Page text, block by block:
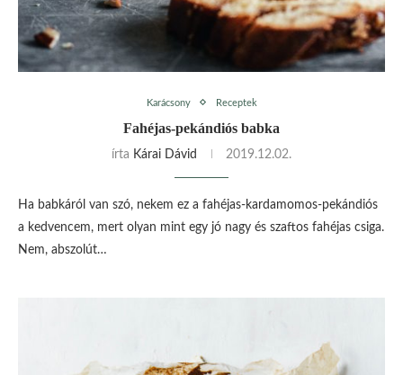
Karácsony Receptek
Fahéjas-pekándiós babka
írta Kárai Dávid 2019.12.02.
Ha babkáról van szó, nekem ez a fahéjas-kardamomos-pekándiós
a kedvencem, mert olyan mint egy jó nagy és szaftos fahéjas csiga.
Nem, abszolút…